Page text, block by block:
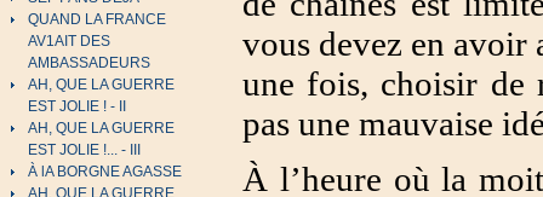
QUAND LA FRANCE
AV1AIT DES
AMBASSADEURS
AH, QUE LA GUERRE
EST JOLIE ! - II
AH, QUE LA GUERRE
EST JOLIE !... - III
À lA BORGNE AGASSE
vous devez en avoir
une fois, choisir de
pas une mauvaise
À l’heure où la